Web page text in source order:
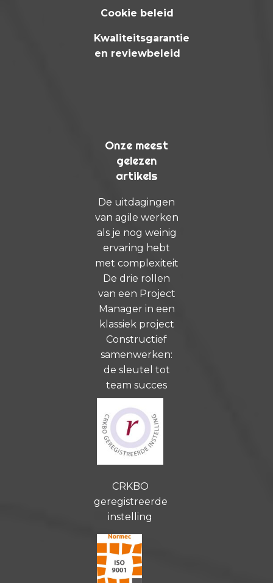
Cookie beleid
Kwaliteitsgarantie
en reviewbeleid
Onze meest
gelezen
artikels
De uitdagingen
van agile werken
als je nog weinig
ervaring hebt
met complexiteit
De drie rollen
van een Project
Manager in een
klassiek project
Constructief
samenwerken:
de sleutel tot
team succes
CRKBO
geregistreerde
instelling